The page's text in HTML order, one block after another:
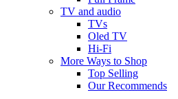
TV and audio
TVs
Oled TV
Hi-Fi
More Ways to Shop
Top Selling
Our Recommends